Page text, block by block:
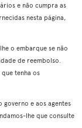
e não cumpra as
nesta página,
o embarque se não
de reembolso.
tenha os
governo e aos agentes
lhe que consulte